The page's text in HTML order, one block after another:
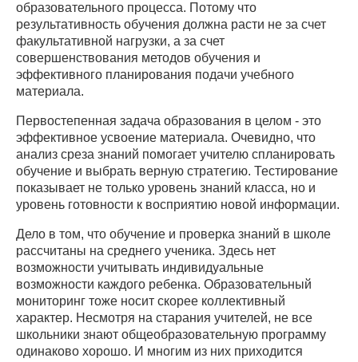
образовательного процесса. Потому что
результативность обучения должна расти не за счет
факультативной нагрузки, а за счет
совершенствования методов обучения и
эффективного планирования подачи учебного
материала.
Первостепенная задача образования в целом - это
эффективное усвоение материала. Очевидно, что
анализ среза знаний помогает учителю спланировать
обучение и выбрать верную стратегию. Тестирование
показывает не только уровень знаний класса, но и
уровень готовности к восприятию новой информации.
Дело в том, что обучение и проверка знаний в школе
рассчитаны на среднего ученика. Здесь нет
возможности учитывать индивидуальные
возможности каждого ребенка. Образовательный
мониторинг тоже носит скорее коллективный
характер. Несмотря на старания учителей, не все
школьники знают общеобразовательную программу
одинаково хорошо. И многим из них приходится